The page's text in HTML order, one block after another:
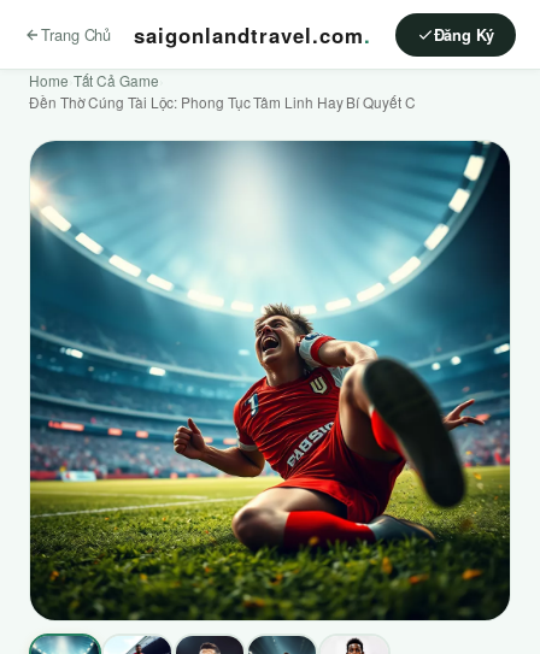
Trang Chủ saigonlandtravel.com. Đăng Ký
Home Tất Cả Game
Đền Thờ Cúng Tài Lộc: Phong Tục Tâm Linh Hay Bí Quyết C